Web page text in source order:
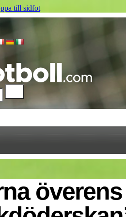
till sidfot